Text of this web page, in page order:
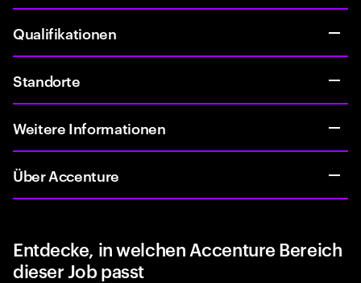
Qualifikationen
Standorte
Weitere Informationen
Über Accenture
Entdecke, in welchen Accenture Bereich
dieser Job passt